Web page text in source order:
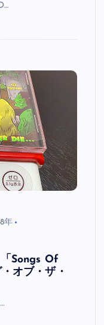
年
Songs Of
オブ・ザ・